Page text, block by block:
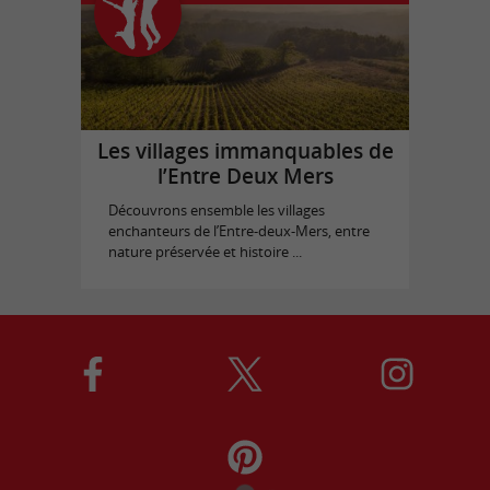
Les villages immanquables de
l’Entre Deux Mers
Découvrons ensemble les villages
enchanteurs de l’Entre-deux-Mers, entre
nature préservée et histoire ...